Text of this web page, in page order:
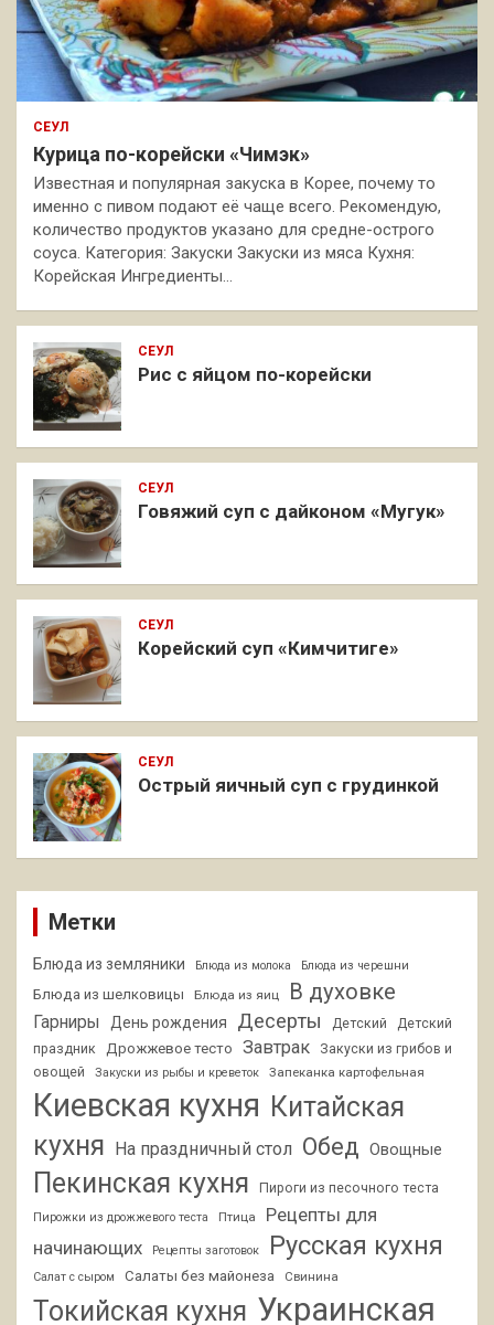
СЕУЛ
Курица по-корейски «Чимэк»
Известная и популярная закуска в Корее, почему то
именно с пивом подают её чаще всего. Рекомендую,
количество продуктов указано для средне-острого
соуса. Категория: Закуски Закуски из мяса Кухня:
Корейская Ингредиенты…
СЕУЛ
Рис с яйцом по-корейски
СЕУЛ
Говяжий суп с дайконом «Мугук»
СЕУЛ
Корейский суп «Кимчитиге»
СЕУЛ
Острый яичный суп с грудинкой
Метки
Блюда из земляники Блюда из молока Блюда из черешни
Блюда из шелковицы Блюда из яиц В духовке
Гарниры День рождения Десерты Детский
Детский
праздник
Дрожжевое тесто Завтрак
Закуски из грибов и
овощей
Закуски из рыбы и креветок Запеканка картофельная
Киевская кухня Китайская
кухня
На праздничный стол Обед Овощные
Пекинская кухня Пироги из песочного теста
Пирожки из дрожжевого теста Птица
Рецепты для
начинающих
Рецепты заготовок Русская кухня
Салат с сыром Салаты без майонеза Свинина
Токийская кухня Украинская